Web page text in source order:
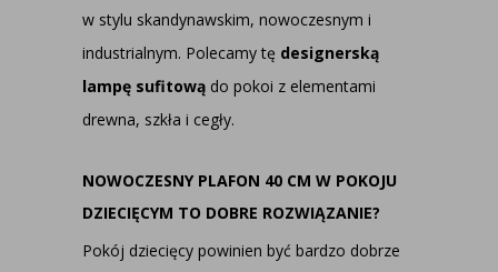
w stylu skandynawskim, nowoczesnym i
industrialnym. Polecamy tę designerską
lampę sufitową do pokoi z elementami
drewna, szkła i cegły.
NOWOCZESNY PLAFON 40 CM W POKOJU
DZIECIĘCYM TO DOBRE ROZWIĄZANIE?
Pokój dziecięcy powinien być bardzo dobrze